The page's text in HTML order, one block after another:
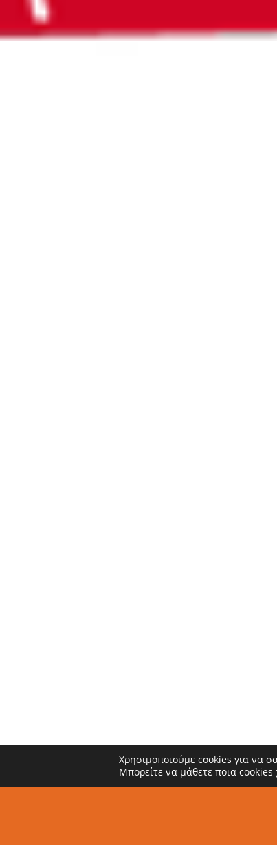
Χρησιμοποιούμε cookies για να
Μπορείτε να μάθετε ποια